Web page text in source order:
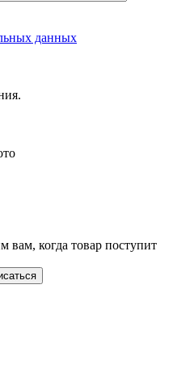
данных
когда товар поступит